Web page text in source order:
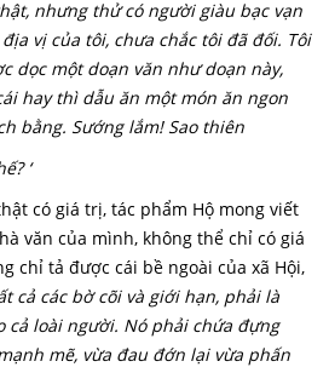
nhưng thử có người giàu bạc vạn
vị của tôi, chưa chắc tôi đã đối. Tôi
dọc một doạn văn như doạn này,
hay thì dẫu ăn một món ăn ngon
bằng. Sướng lắm! Sao thiên
‘
có giá trị, tác phẩm Hộ mong viết
văn của mình, không thể chỉ có giá
chỉ tả được cái bề ngoài của xã Hội,
cả các bờ cõi và giới hạn, phải là
cả loài người. Nó phải chứa đựng
mẽ, vừa đau đớn lại vừa phấn